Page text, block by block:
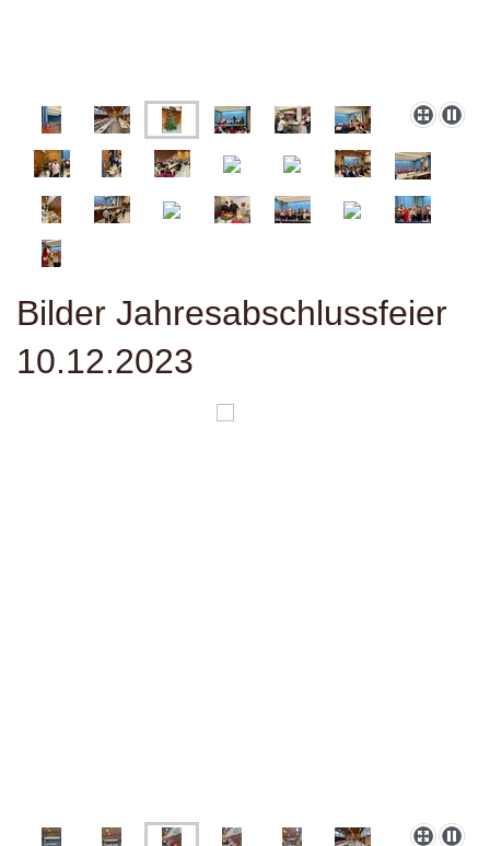
Bilder Jahresabschlussfeier
10.12.2023